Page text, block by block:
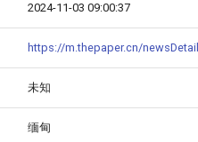
2024-11-03 09:00:37
https://m.thepaper.cn/
未知
缅甸